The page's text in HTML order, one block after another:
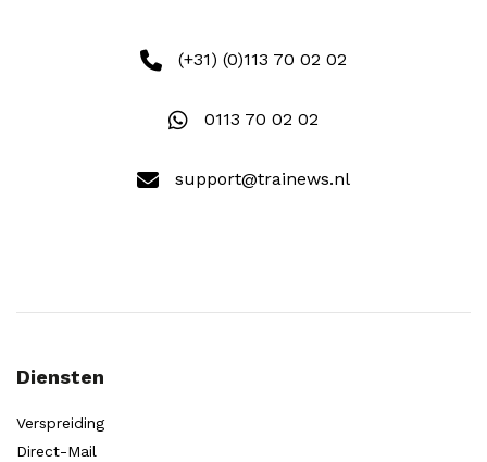
(+31) (0)113 70 02 02
0113 70 02 02
support@trainews.nl
Diensten
Verspreiding
Direct-Mail